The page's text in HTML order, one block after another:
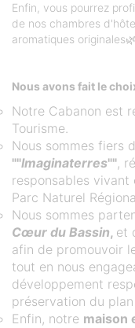
Enfin, vous pourrez
de nos chambres
aromatiques originales🌿
Nous avons fait le
Notre Cabanon est
Tourisme.
Nous sommes fiers
""Imaginaterres"",
responsables
Parc Naturel
Nous sommes
Cœur du Bassin, et
afin de promouvoir
tout en nous
développement
préservation du
Enfin, notre maison